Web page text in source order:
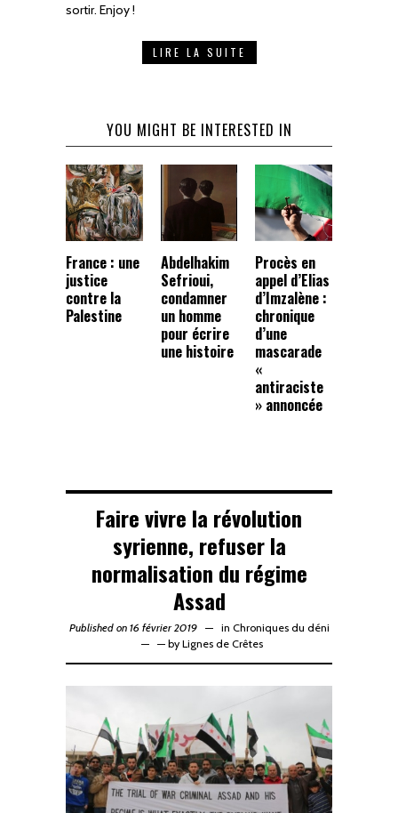
sortir. Enjoy !
LIRE LA SUITE
YOU MIGHT BE INTERESTED IN
France : une
justice
contre la
Palestine
Abdelhakim
Sefrioui,
condamner
un homme
pour écrire
une histoire
Procès en
appel d’Elias
d’Imzalène :
chronique
d’une
mascarade
«
antiraciste
» annoncée
Faire vivre la révolution
syrienne, refuser la
normalisation du régime
Assad
Published on 16 février 2019 in Chroniques du déni
—by Lignes de Crêtes